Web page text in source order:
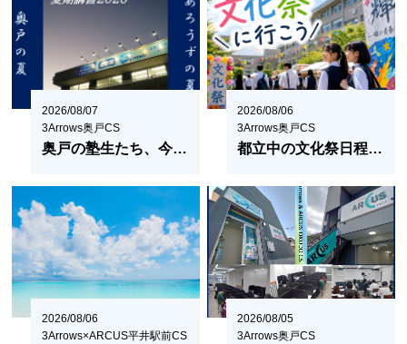
2026/08/07
3Arrows奥戸CS
奥戸の塾生たち、今日も頑張りました！
2026/08/06
3Arrows奥戸CS
都立中の文化祭日程をまとめてみた！2026
2026/08/06
3Arrows×ARCUS平井駅前CS
2026/08/05
3Arrows奥戸CS